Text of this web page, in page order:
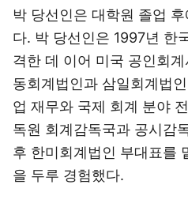
박 당선인은 대학원 졸업
다. 박 당선인은 1997년 한
격한 데 이어 미국 공인회
동회계법인과 삼일회계법
업 재무와 국제 회계 분야
독원 회계감독국과 공시감
후 한미회계법인 부대표를
을 두루 경험했다.